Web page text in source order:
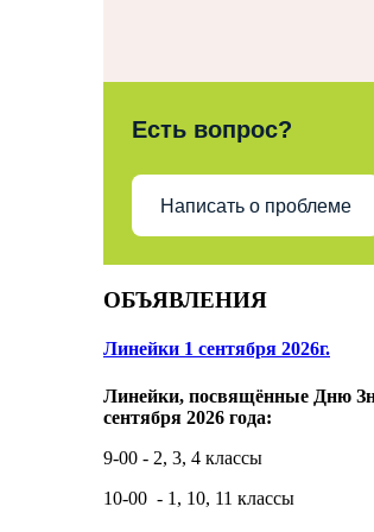
Есть вопрос?
Написать о проблеме
ОБЪЯВЛЕНИЯ
Линейки 1 сентября 2026г.
Линейки, посвящённые Дню
сентября 2026 года:
9-00 - 2, 3, 4 классы
10-00 - 1, 10, 11 классы